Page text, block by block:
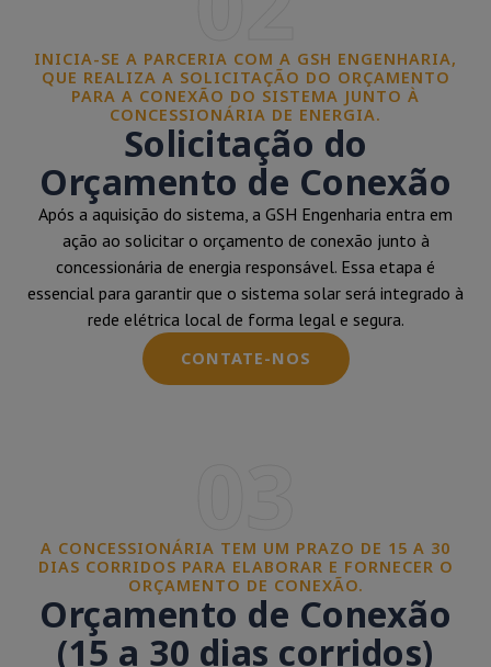
INICIA-SE A PARCERIA COM A GSH ENGENHARIA,
QUE REALIZA A SOLICITAÇÃO DO ORÇAMENTO
PARA A CONEXÃO DO SISTEMA JUNTO À
CONCESSIONÁRIA DE ENERGIA.
Solicitação do
Orçamento de Conexão
Após a aquisição do sistema, a GSH Engenharia entra em
ação ao solicitar o orçamento de conexão junto à
concessionária de energia responsável. Essa etapa é
essencial para garantir que o sistema solar será integrado à
rede elétrica local de forma legal e segura.
CONTATE-NOS
A CONCESSIONÁRIA TEM UM PRAZO DE 15 A 30
DIAS CORRIDOS PARA ELABORAR E FORNECER O
ORÇAMENTO DE CONEXÃO.
Orçamento de Conexão
(15 a 30 dias corridos)